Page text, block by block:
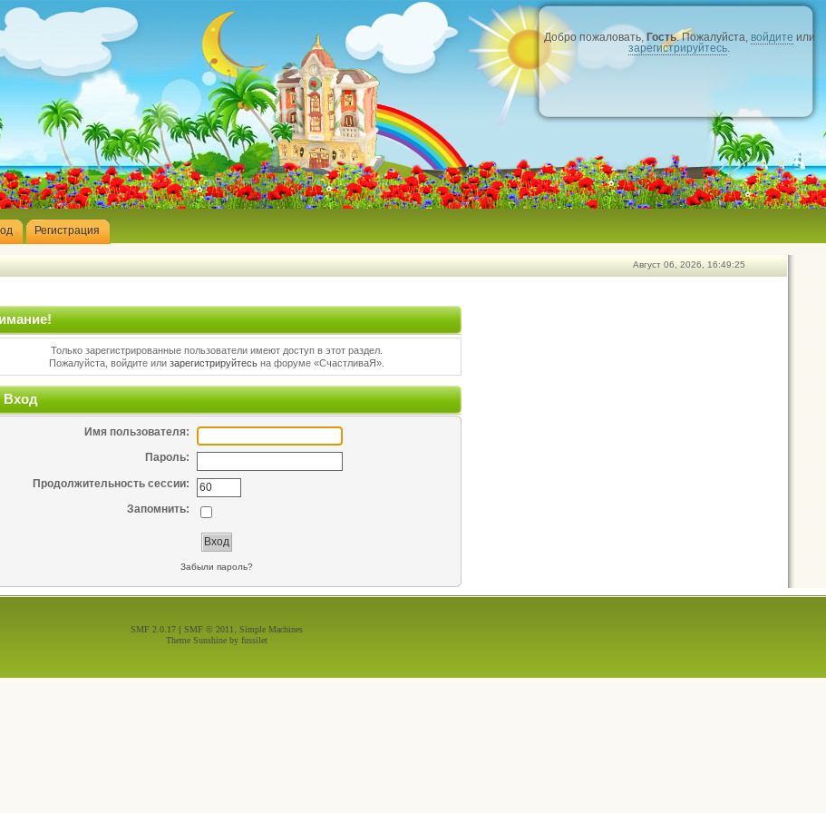
Добро пожаловать,Гость. Пожалуйста, войдите или
зарегистрируйтесь.
Регистрация
Август 06, 2026, 16:49:25
Только зарегистрированные пользователи имеют доступ в этот раздел.
Пожалуйста, войдите или зарегистрируйтесь на форуме «СчастливаЯ».
Вход
Имя пользователя:
Пароль:
Продолжительность сессии:
Запомнить:
Забыли пароль?
SMF 2.0.17 | SMF © 2011
Simple Machines
Theme Sunshine by fussilet